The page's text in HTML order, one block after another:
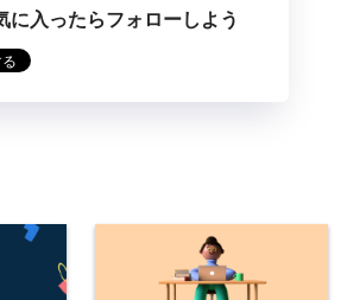
に入ったらフォローしよう